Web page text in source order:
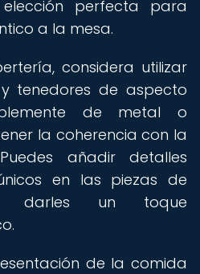
perfecta para
a la mesa.
considera utilizar
tenedores de aspecto
de metal o
la coherencia con la
añadir detalles
en las piezas de
darles un toque
de la comida